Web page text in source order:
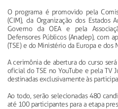
O programa é promovido pela
(CIM), da Organização dos Estados
Governo da OEA e pela
Defensores Públicos (Anadep), com
(TSE) e do Ministério da Europa e dos
A cerimônia de abertura do curso
oficial do TSE no YouTube e pela TV
destinadas exclusivamente às
Ao todo, serão selecionadas 480
até 100 participantes para a etapa